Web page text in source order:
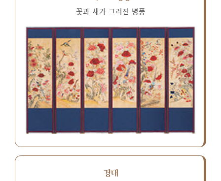
꽃과 새가 그려진 병풍
경대